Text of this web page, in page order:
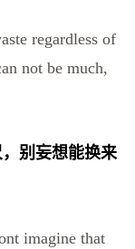
regardless of
not be much,
别妄想能换来
imagine that